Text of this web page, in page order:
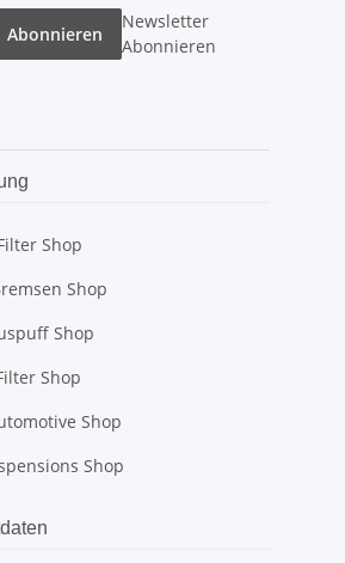
Abonnieren
Newsletter
Abonnieren
Shop
Shop
Shop
Shop
Shop
Shop